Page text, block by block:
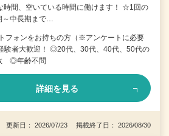
時間、空いている時間に働けます！ ☆1回の
～中長期まで…
フォンをお持ちの方（※アンケートに必要
験者大歓迎！ ◎20代、30代、40代、50代の
◎年齢不問
詳細を見る
更新日： 2026/07/23 掲載終了日： 2026/08/30